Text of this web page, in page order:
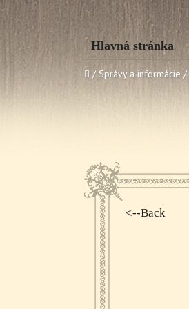
Hlavná stránka
/ Správy a informácie /
<--Back